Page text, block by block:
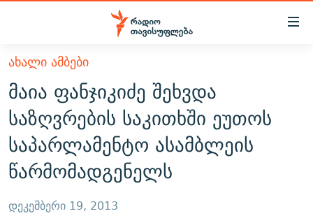
Accessibility
მთავარ
შინაარსზე
დაბრუნება
მთავარ
ნავიგაციაზე
დაბრუნება
ძიებაზე
დაბრუნება
ᲐᲮᲐᲚᲘ ᲐᲛᲑᲔᲑᲘ
ᲗᲔᲛᲔᲑᲘ
ᲞᲝᲚᲘᲢᲘᲙᲐ
ᲔᲙᲝᲜᲝᲛᲘᲙᲐ
ᲡᲐᲖᲝᲒᲐᲓᲝᲔᲑᲐ
ᲙᲣᲚᲢᲣᲠᲐ
ᲕᲘᲓᲔᲝ
ᲑᲚᲝᲒᲔᲑᲘ
ᲞᲝᲓᲙᲐᲡᲢᲔᲑᲘ
ᲐᲡᲐᲗᲘᲐᲜᲘᲡ ᲙᲣᲗᲮᲔ
ᲒᲐᲓᲐᲪᲔᲛᲔᲑᲘ
ᲐᲮᲐᲚᲘ ᲐᲛᲑᲔᲑᲘ
მაია ფანჯიკიძე შეხვდა
საზღვრების საკითხში ეუთოს
საპარლამენტო ასამბლეის
წარმომადგენელს
დეკემბერი 19, 2013